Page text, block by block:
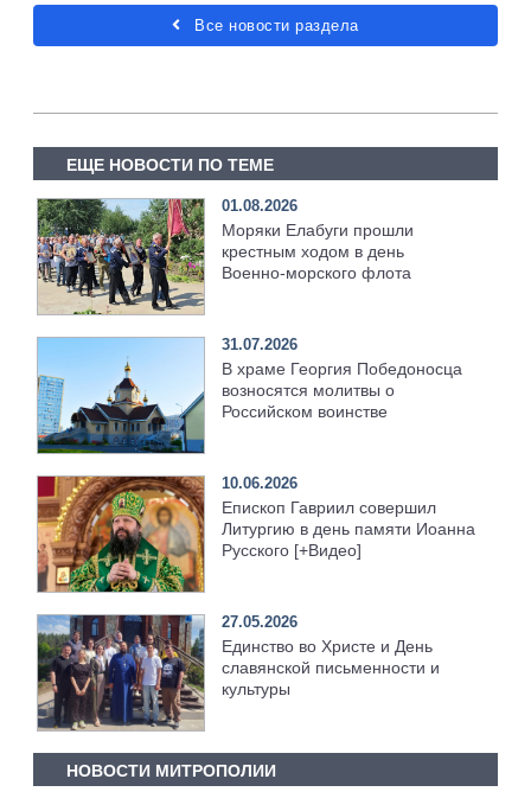
Все новости раздела
ЕЩЕ НОВОСТИ ПО ТЕМЕ
01.08.2026
Моряки Елабуги прошли
крестным ходом в день
Военно‑морского флота
31.07.2026
В храме Георгия Победоносца
возносятся молитвы о
Российском воинстве
10.06.2026
Епископ Гавриил совершил
Литургию в день памяти Иоанна
Русского [+Видео]
27.05.2026
Единство во Христе и День
славянской письменности и
культуры
НОВОСТИ МИТРОПОЛИИ